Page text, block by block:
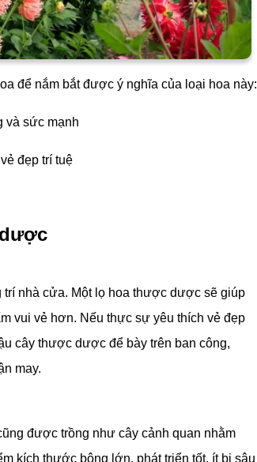
để nắm bắt được ý nghĩa của loại hoa này:
và sức mạnh
đẹp trí tuệ
nhà cửa. Một lọ hoa thược dược sẽ giúp
vui vẻ hơn. Nếu thực sự yêu thích vẻ đẹp
cây thược dược để bày trên ban công,
may.
được trồng như cây cảnh quan nhằm
kích thước bông lớn, phát triển tốt, ít bị sâu